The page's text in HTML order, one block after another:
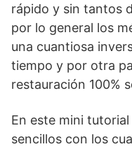
rápido y sin tantos
por lo general los
una cuantiosa
tiempo y por otra
restauración 100%
En este mini
sencillos con los